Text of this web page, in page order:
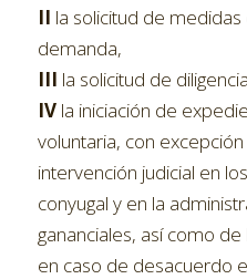
II la solicitud de
demanda,
III la solicitud de
IVla iniciación de
voluntaria, con
intervención judicial en
conyugal y en la
gananciales, así como
en caso de desacuerdo